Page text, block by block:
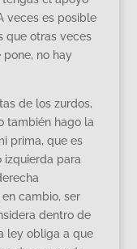
veces es posible
que otras veces
pone, no hay
de los zurdos,
también hago la
prima, que es
izquierda para
cambio, ser
dentro de
ley obliga a que